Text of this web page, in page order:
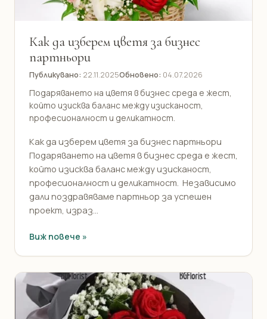
Как да изберем цветя за бизнес
партньори
Публикувано: 22.11.2025Обновено: 04.07.2026
Подаряването на цветя в бизнес среда е жест,
който изисква баланс между изисканост,
професионалност и деликатност.
Как да изберем цветя за бизнес партньори
Подаряването на цветя в бизнес среда е жест,
който изисква баланс между изисканост,
професионалност и деликатност. Независимо
дали поздравяваме партньор за успешен
проект, израз...
Виж повече »